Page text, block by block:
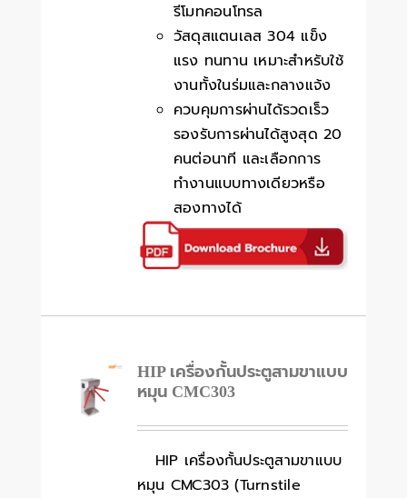
รีโมทคอนโทรล
วัสดุสแตนเลส 304 แข็ง
แรง ทนทาน เหมาะสำหรับใช้
งานทั้งในร่มและกลางแจ้ง
ควบคุมการผ่านได้รวดเร็ว
รองรับการผ่านได้สูงสุด 20
คนต่อนาที และเลือกการ
ทำงานแบบทางเดียวหรือ
สองทางได้
HIP เครื่องกั้นประตูสามขาแบบ
หมุน CMC303
HIP เครื่องกั้นประตูสามขาแบบ
หมุน CMC303 (Turnstile